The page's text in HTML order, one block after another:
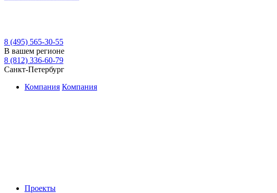
8 (495) 565-30-55
В вашем регионе
8 (812) 336-60-79
Санкт-Петербург
Компания Компания
Проекты